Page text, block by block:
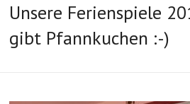
Unsere Ferienspiele
gibt Pfannkuchen :-)